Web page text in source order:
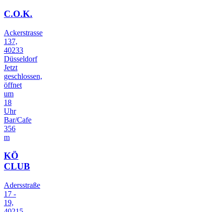
C.O.K.
Ackerstrasse
137,
40233
Düsseldorf
Jetzt
geschlossen,
öffnet
um
18
Uhr
Bar/Cafe
356
m
KÖ
CLUB
Adersstraße
17 -
19,